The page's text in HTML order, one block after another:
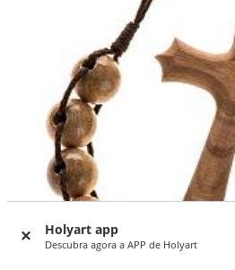
Holyart app
Descubra agora a APP de Holyart